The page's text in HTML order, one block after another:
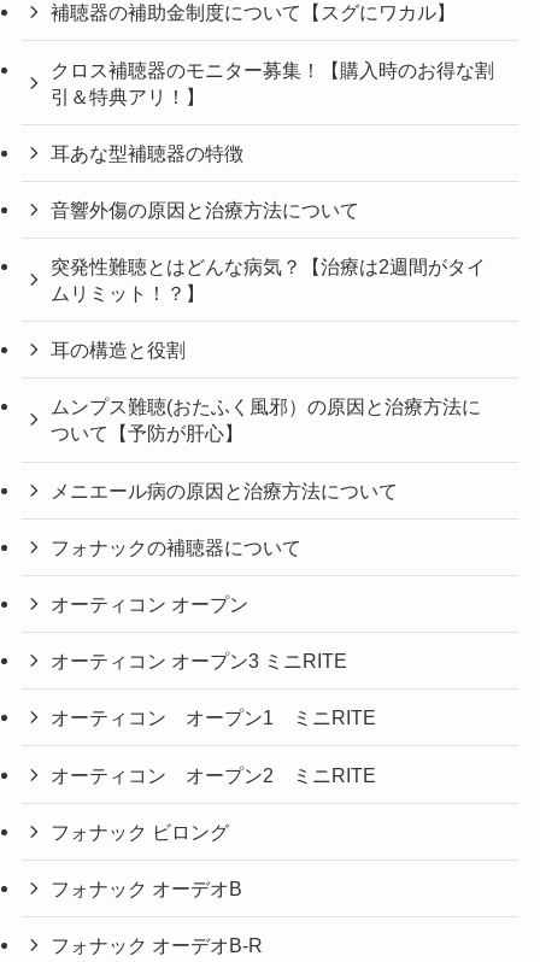
補聴器の補助金制度について【スグにワカル】
クロス補聴器のモニター募集！【購入時のお得な割
引＆特典アリ！】
耳あな型補聴器の特徴
音響外傷の原因と治療方法について
突発性難聴とはどんな病気？【治療は2週間がタイ
ムリミット！？】
耳の構造と役割
ムンプス難聴(おたふく風邪）の原因と治療方法に
ついて【予防が肝心】
メニエール病の原因と治療方法について
フォナックの補聴器について
オーティコン オープン
オーティコン オープン3 ミニRITE
オーティコン オープン1 ミニRITE
オーティコン オープン2 ミニRITE
フォナック ビロング
フォナック オーデオB
フォナック オーデオB-R